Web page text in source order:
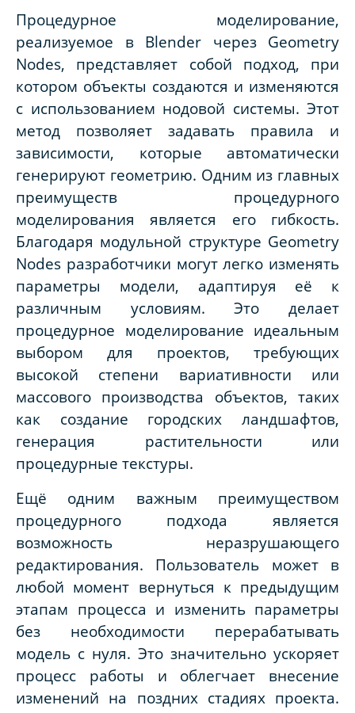
Процедурное моделирование,
реализуемое в Blender через Geometry
Nodes, представляет собой подход, при
котором объекты создаются и изменяются
с использованием нодовой системы. Этот
метод позволяет задавать правила и
зависимости, которые автоматически
генерируют геометрию. Одним из главных
преимуществ процедурного
моделирования является его гибкость.
Благодаря модульной структуре Geometry
Nodes разработчики могут легко изменять
параметры модели, адаптируя её к
различным условиям. Это делает
процедурное моделирование идеальным
выбором для проектов, требующих
высокой степени вариативности или
массового производства объектов, таких
как создание городских ландшафтов,
генерация растительности или
процедурные текстуры.
Ещё одним важным преимуществом
процедурного подхода является
возможность неразрушающего
редактирования. Пользователь может в
любой момент вернуться к предыдущим
этапам процесса и изменить параметры
без необходимости перерабатывать
модель с нуля. Это значительно ускоряет
процесс работы и облегчает внесение
изменений на поздних стадиях проекта.